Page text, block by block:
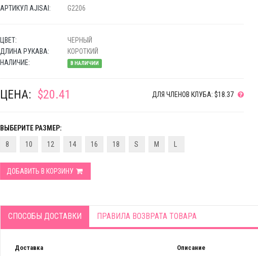
АРТИКУЛ AJISAI: G2206
ЦВЕТ:
ЧЕРНЫЙ
ДЛИНА РУКАВА:
КОРОТКИЙ
НАЛИЧИЕ:
В НАЛИЧИИ
ЦЕНА: $20.41 ДЛЯ ЧЛЕНОВ КЛУБА: $18.37
ВЫБЕРИТЕ РАЗМЕР:
8
10 12 14 16 18 S M
ДОБАВИТЬ В КОРЗИНУ
СПОСОБЫ ДОСТАВКИ ПРАВИЛА ВОЗВРАТА ТОВАРА
Доставка Описание